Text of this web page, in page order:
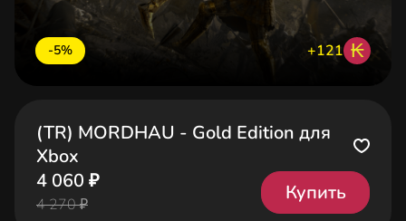
-5% +121 ₭
(TR) MORDHAU - Gold Edition для
Xbox
4 060 ₽
4 270 ₽
Купить